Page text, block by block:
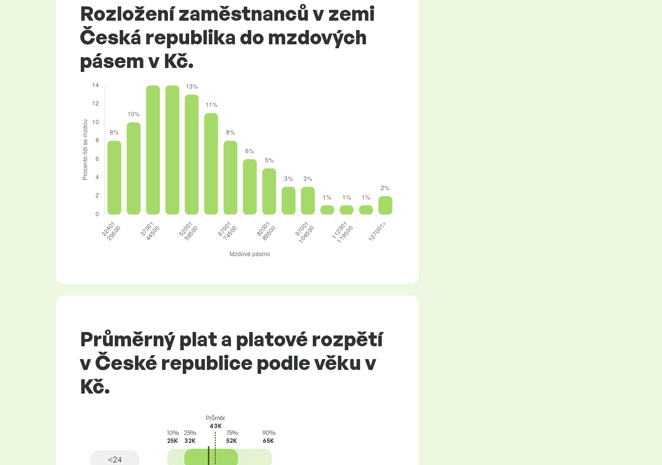
Rozložení zaměstnanců v zemi
Česká republika do mzdových
pásem v Kč.
Průměrný plat a platové rozpětí
v České republice podle věku v
Kč.
<24
Průměr
43K
10%
25K
25%
32K
75%
52K
90%
65K